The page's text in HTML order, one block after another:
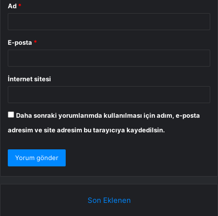
Ad *
E-posta *
İnternet sitesi
Daha sonraki yorumlarımda kullanılması için adım, e-posta
adresim ve site adresim bu tarayıcıya kaydedilsin.
Son Eklenen